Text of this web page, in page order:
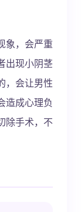
象，会严重
出现小阴茎
，会让男性
造成心理负
除手术，不